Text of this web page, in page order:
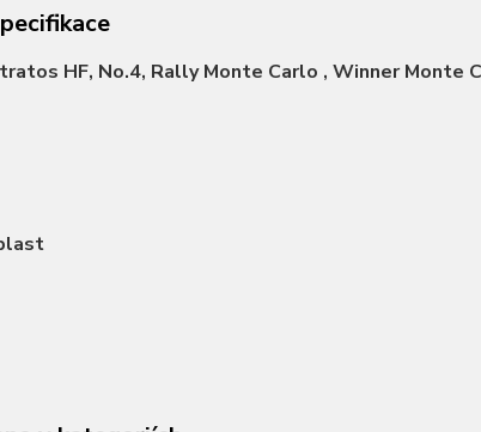
HF, No.4, Rally Monte Carlo , Winner Monte